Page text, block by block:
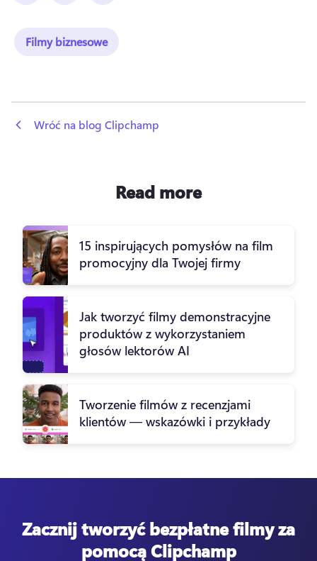
Filmy biznesowe
Wróć na blog Clipchamp
Read more
15 inspirujących pomysłów na film
promocyjny dla Twojej firmy
Jak tworzyć filmy demonstracyjne
produktów z wykorzystaniem
głosów lektorów AI
Tworzenie filmów z recenzjami
klientów — wskazówki i przykłady
Zacznij tworzyć bezpłatne filmy za
pomocą Clipchamp